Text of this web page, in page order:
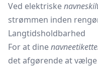
Ved elektriske
strømmen inden
Langtidsholdbarhed
For at dine
det afgørende at